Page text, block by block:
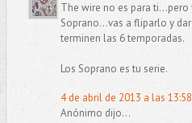
The wire no es para ti...pero
Soprano...vas a fliparlo y
terminen las 6 temporadas.
Los Soprano es tu serie.
4 de abril de 2013 a las 13:58
Anónimo dijo...